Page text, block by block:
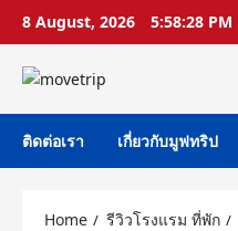
Skip
content
8 August, 2026 5:58:29 PM
ติดต่อเรา เกี่ยวกับมูฟทริป
Home รีวิวโรงแรม ที่พัก